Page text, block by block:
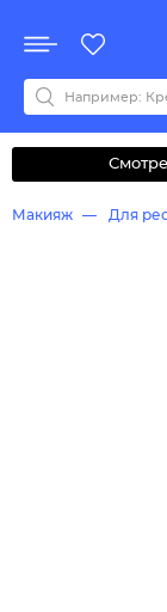
Все бренды
0-9ABCDEFGHIJ
Макияж Для